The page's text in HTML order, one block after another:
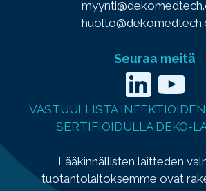
Seuraa meitä
LinkedIn YouTube
VASTUULLISTA
SERTIFIOIDULLA DEKO-
Lääkinnällisten laitteden
tuotantolaitoksemme ovat